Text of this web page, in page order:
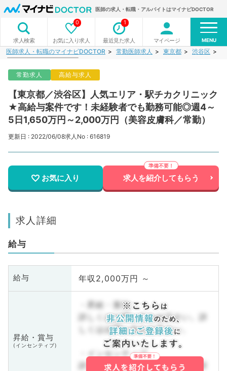
医師の求人・転職・アルバイトはマイナビDOCTOR
求人検索 お気に入り求人
0
最近見た求人
1
マイページ MENU
医師求人・転職のマイナビDOCTOR 常勤医師求人 東京都 渋谷区
常勤求人 高給与求人
【東京都／渋谷区】人気エリア・駅チカクリニック
★高給与案件です！未経験者でも勤務可能◎週4～
5日1,650万円～2,000万円（美容皮膚科／常勤）
更新日 : 2022/06/08求人No : 616819
お気に入り 求人を紹介してもらう
求人詳細
給与
給与 年収2,000万円 ～
昇給・賞与
(インセンティブ)
・昇給・賞与
詳しくはお問い合わせ下さい。詳
しくはお問い合わせ下さい。
・インセンティブ
詳しくはお問い合わせ下さい。詳